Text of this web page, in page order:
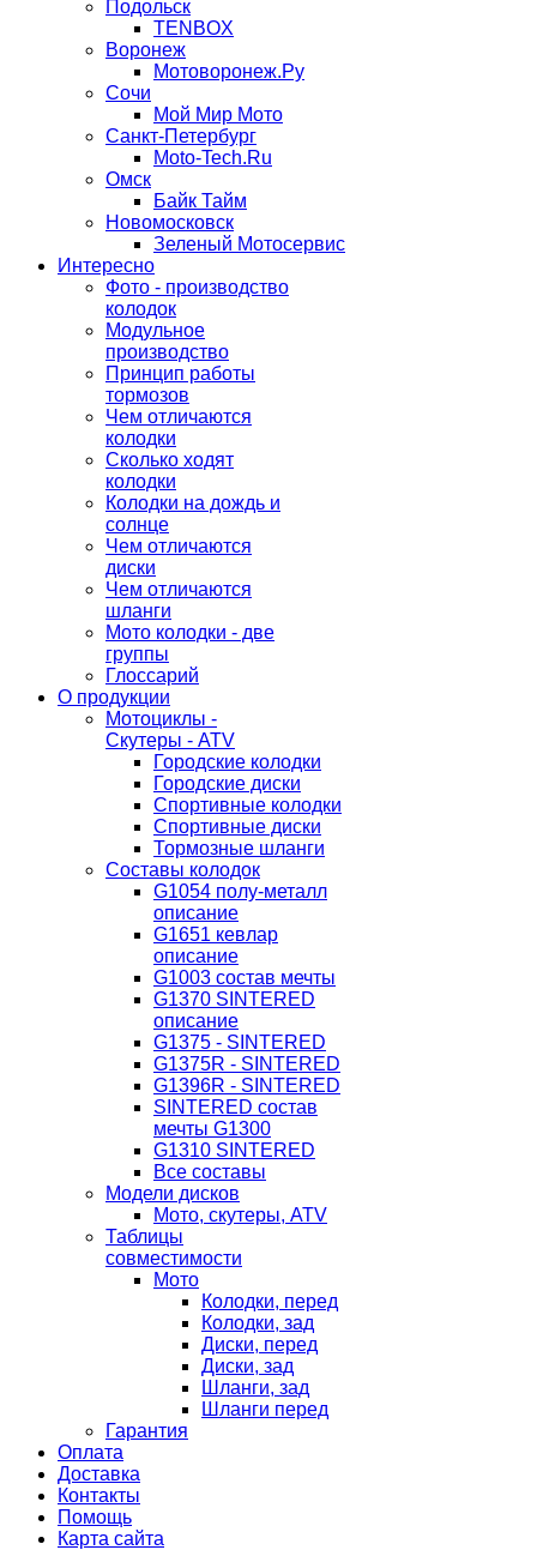
Подольск
TENBOX
Воронеж
Мотоворонеж.Ру
Сочи
Мой Мир Мото
Санкт-Петербург
Moto-Tech.Ru
Омск
Байк Тайм
Новомосковск
Зеленый Мотосервис
Интересно
Фото - производство
колодок
Модульное
производство
Принцип работы
тормозов
Чем отличаются
колодки
Сколько ходят
колодки
Колодки на дождь и
солнце
Чем отличаются
диски
Чем отличаются
шланги
Мото колодки - две
группы
Глоссарий
О продукции
Мотоциклы -
Скутеры - ATV
Городские колодки
Городские диски
Спортивные колодки
Спортивные диски
Тормозные шланги
Составы колодок
G1054 полу-металл
описание
G1651 кевлар
описание
G1003 состав мечты
G1370 SINTERED
описание
G1375 - SINTERED
G1375R - SINTERED
G1396R - SINTERED
SINTERED состав
мечты G1300
G1310 SINTERED
Все составы
Модели дисков
Мото, скутеры, ATV
Таблицы
совместимости
Мото
Колодки, перед
Колодки, зад
Диски, перед
Диски, зад
Шланги, зад
Шланги перед
Гарантия
Оплата
Доставка
Контакты
Помощь
Карта сайта